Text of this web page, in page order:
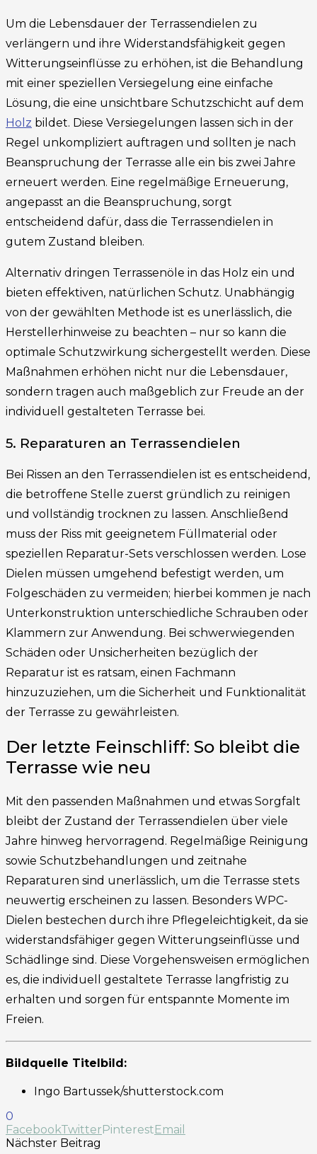
Um die Lebensdauer der Terrassendielen zu
verlängern und ihre Widerstandsfähigkeit gegen
Witterungseinflüsse zu erhöhen, ist die Behandlung
mit einer speziellen Versiegelung eine einfache
Lösung, die eine unsichtbare Schutzschicht auf dem
Holz bildet. Diese Versiegelungen lassen sich in der
Regel unkompliziert auftragen und sollten je nach
Beanspruchung der Terrasse alle ein bis zwei Jahre
erneuert werden. Eine regelmäßige Erneuerung,
angepasst an die Beanspruchung, sorgt
entscheidend dafür, dass die Terrassendielen in
gutem Zustand bleiben.
Alternativ dringen Terrassenöle in das Holz ein und
bieten effektiven, natürlichen Schutz. Unabhängig
von der gewählten Methode ist es unerlässlich, die
Herstellerhinweise zu beachten – nur so kann die
optimale Schutzwirkung sichergestellt werden. Diese
Maßnahmen erhöhen nicht nur die Lebensdauer,
sondern tragen auch maßgeblich zur Freude an der
individuell gestalteten Terrasse bei.
5. Reparaturen an Terrassendielen
Bei Rissen an den Terrassendielen ist es entscheidend,
die betroffene Stelle zuerst gründlich zu reinigen
und vollständig trocknen zu lassen. Anschließend
muss der Riss mit geeignetem Füllmaterial oder
speziellen Reparatur-Sets verschlossen werden. Lose
Dielen müssen umgehend befestigt werden, um
Folgeschäden zu vermeiden; hierbei kommen je nach
Unterkonstruktion unterschiedliche Schrauben oder
Klammern zur Anwendung. Bei schwerwiegenden
Schäden oder Unsicherheiten bezüglich der
Reparatur ist es ratsam, einen Fachmann
hinzuzuziehen, um die Sicherheit und Funktionalität
der Terrasse zu gewährleisten.
Der letzte Feinschliff: So bleibt die
Terrasse wie neu
Mit den passenden Maßnahmen und etwas Sorgfalt
bleibt der Zustand der Terrassendielen über viele
Jahre hinweg hervorragend. Regelmäßige Reinigung
sowie Schutzbehandlungen und zeitnahe
Reparaturen sind unerlässlich, um die Terrasse stets
neuwertig erscheinen zu lassen. Besonders WPC-
Dielen bestechen durch ihre Pflegeleichtigkeit, da sie
widerstandsfähiger gegen Witterungseinflüsse und
Schädlinge sind. Diese Vorgehensweisen ermöglichen
es, die individuell gestaltete Terrasse langfristig zu
erhalten und sorgen für entspannte Momente im
Freien.
Bildquelle Titelbild:
Ingo Bartussek/shutterstock.com
0
FacebookTwitterPinterestEmail
Nächster Beitrag